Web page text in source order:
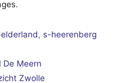
, s-heerenberg
Meern
Zwolle